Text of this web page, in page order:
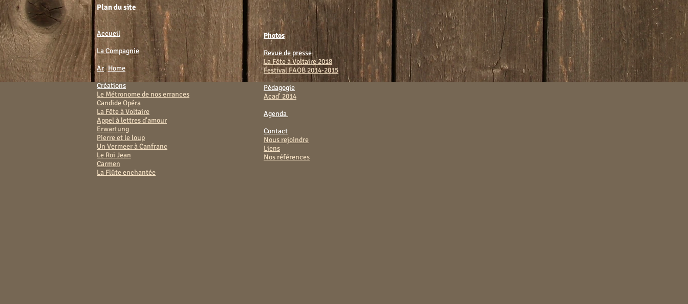
Plan du site
Accueil
La Compagnie
Art Home
Créations
Le Métronome de nos errances
Candide Opéra
La Fête à Voltaire
Appel à lettres d'amour
Erwartung
Pierre et le loup
Un Vermeer à Canfranc
Le Roi Jean
Carmen
La Flûte enchantée
Photos
Revue de presse
La Fête à Voltaire 2018
Festival FAOB 2014-2015
Pédagogie
Acad' 2014
Agenda
Contact
Nous rejoindre
Liens
Nos références